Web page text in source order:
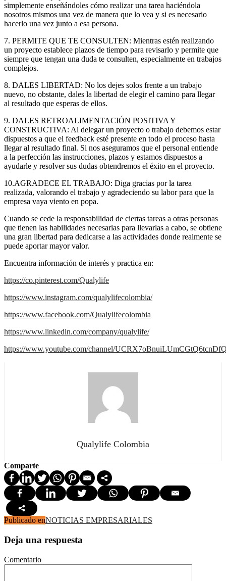
simplemente enseñándoles cómo realizar una tarea haciéndola
nosotros mismos una vez de manera que lo vea y si es necesario
hacerlo una vez junto a esa persona.
7. PERMITE QUE TE CONSULTEN: Mientras estén realizando
un proyecto establece plazos de tiempo para revisarlo y permite que
siempre que tengan una duda te consulten, especialmente en trabajos
complejos.
8. DALES LIBERTAD: No los dejes solos frente a un trabajo
nuevo, no obstante, dales la libertad de elegir el camino para llegar
al resultado que esperas de ellos.
9. DALES RETROALIMENTACIÓN POSITIVA Y
CONSTRUCTIVA: Al delegar un proyecto o trabajo debemos estar
dispuestos a que el feedback esté presente en todo el proceso hasta
llegar al resultado final. Si nos aseguramos que el personal entiende
a la perfección las instrucciones, plazos y estamos dispuestos a
ayudarle y resolver sus dudas obtendremos el éxito en el proyecto.
10.AGRADECE EL TRABAJO: Diga gracias por la tarea
realizada, valorando el trabajo y agradeciendo su labor para que la
empresa vaya viento en popa.
Cuando se cede la responsabilidad de ciertas tareas a otras personas
que tienen las habilidades necesarias para llevarlas a cabo, se obtiene
una gran libertad para dedicarse a las actividades donde realmente se
puede aportar mayor valor.
Encuentra información de interés y practica en:
https://co.pinterest.com/Qualylife
https://www.instagram.com/qualylifecolombia/
https://www.facebook.com/Qualylifecolombia
https://www.linkedin.com/company/qualylife/
https://www.youtube.com/channel/
Qualylife Colombia
Comparte
Publicado enNOTICIAS EMPRESARIALES
Deja una respuesta
Comentario